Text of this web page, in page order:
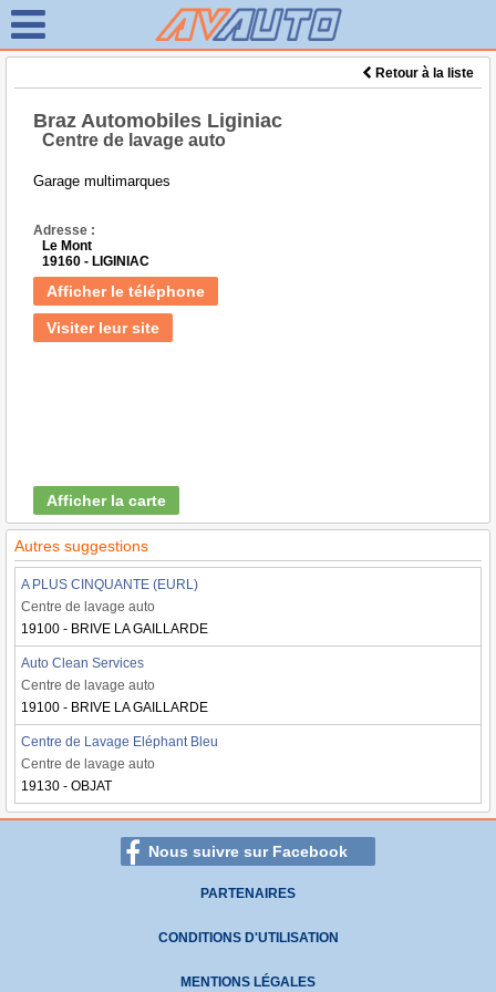
Retour à la liste
Braz Automobiles Liginiac
Centre de lavage auto
Garage multimarques
Adresse :
Le Mont
19160 - LIGINIAC
Afficher le téléphone
Visiter leur site
Afficher la carte
Autres suggestions
A PLUS CINQUANTE (EURL)
Centre de lavage auto
19100 - BRIVE LA GAILLARDE
Auto Clean Services
Centre de lavage auto
19100 - BRIVE LA GAILLARDE
Centre de Lavage Eléphant Bleu
Centre de lavage auto
19130 - OBJAT
Nous suivre sur Facebook
PARTENAIRES
CONDITIONS D'UTILISATION
MENTIONS LÉGALES